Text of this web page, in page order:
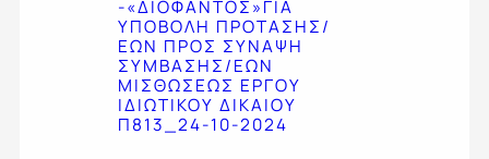
Ο
Γ
Α
Σ
Υ
Ρ
Ο
Σ
Κ
Λ
Η
Σ
Ο
Σ
Τ
Ο
Υ
Σ
Υ
-«ΔΙΟΦΑΝΤΟΣ»ΓΙΑ
ΥΠΟΒΟΛΗ ΠΡΟΤΑΣΗΣ/
ΕΩΝ ΠΡΟΣ ΣΥΝΑΨΗ
ΣΥΜΒΑΣΗΣ/ΕΩΝ
ΜΙΣΘΩΣΕΩΣ ΕΡΓΟΥ
ΙΔΙΩΤΙΚΟΥ ΔΙΚΑΙΟΥ
Π813_24-10-2024